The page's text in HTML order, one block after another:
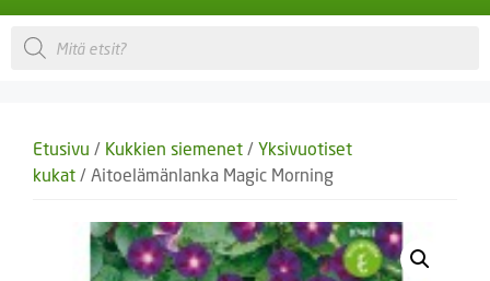
Products
search
Etusivu / Kukkien siemenet / Yksivuotiset
kukat / Aitoelämänlanka Magic Morning